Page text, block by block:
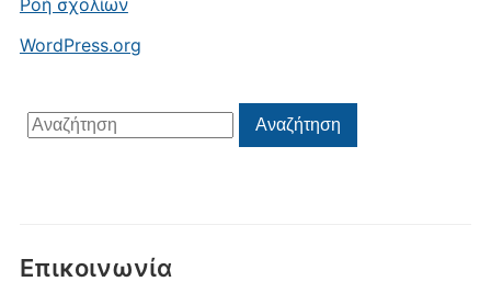
Ροή σχολίων
WordPress.org
Αναζήτηση
για:
Αναζήτηση
Επικοινωνία